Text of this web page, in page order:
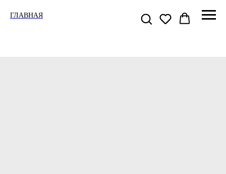
ГЛАВНАЯ